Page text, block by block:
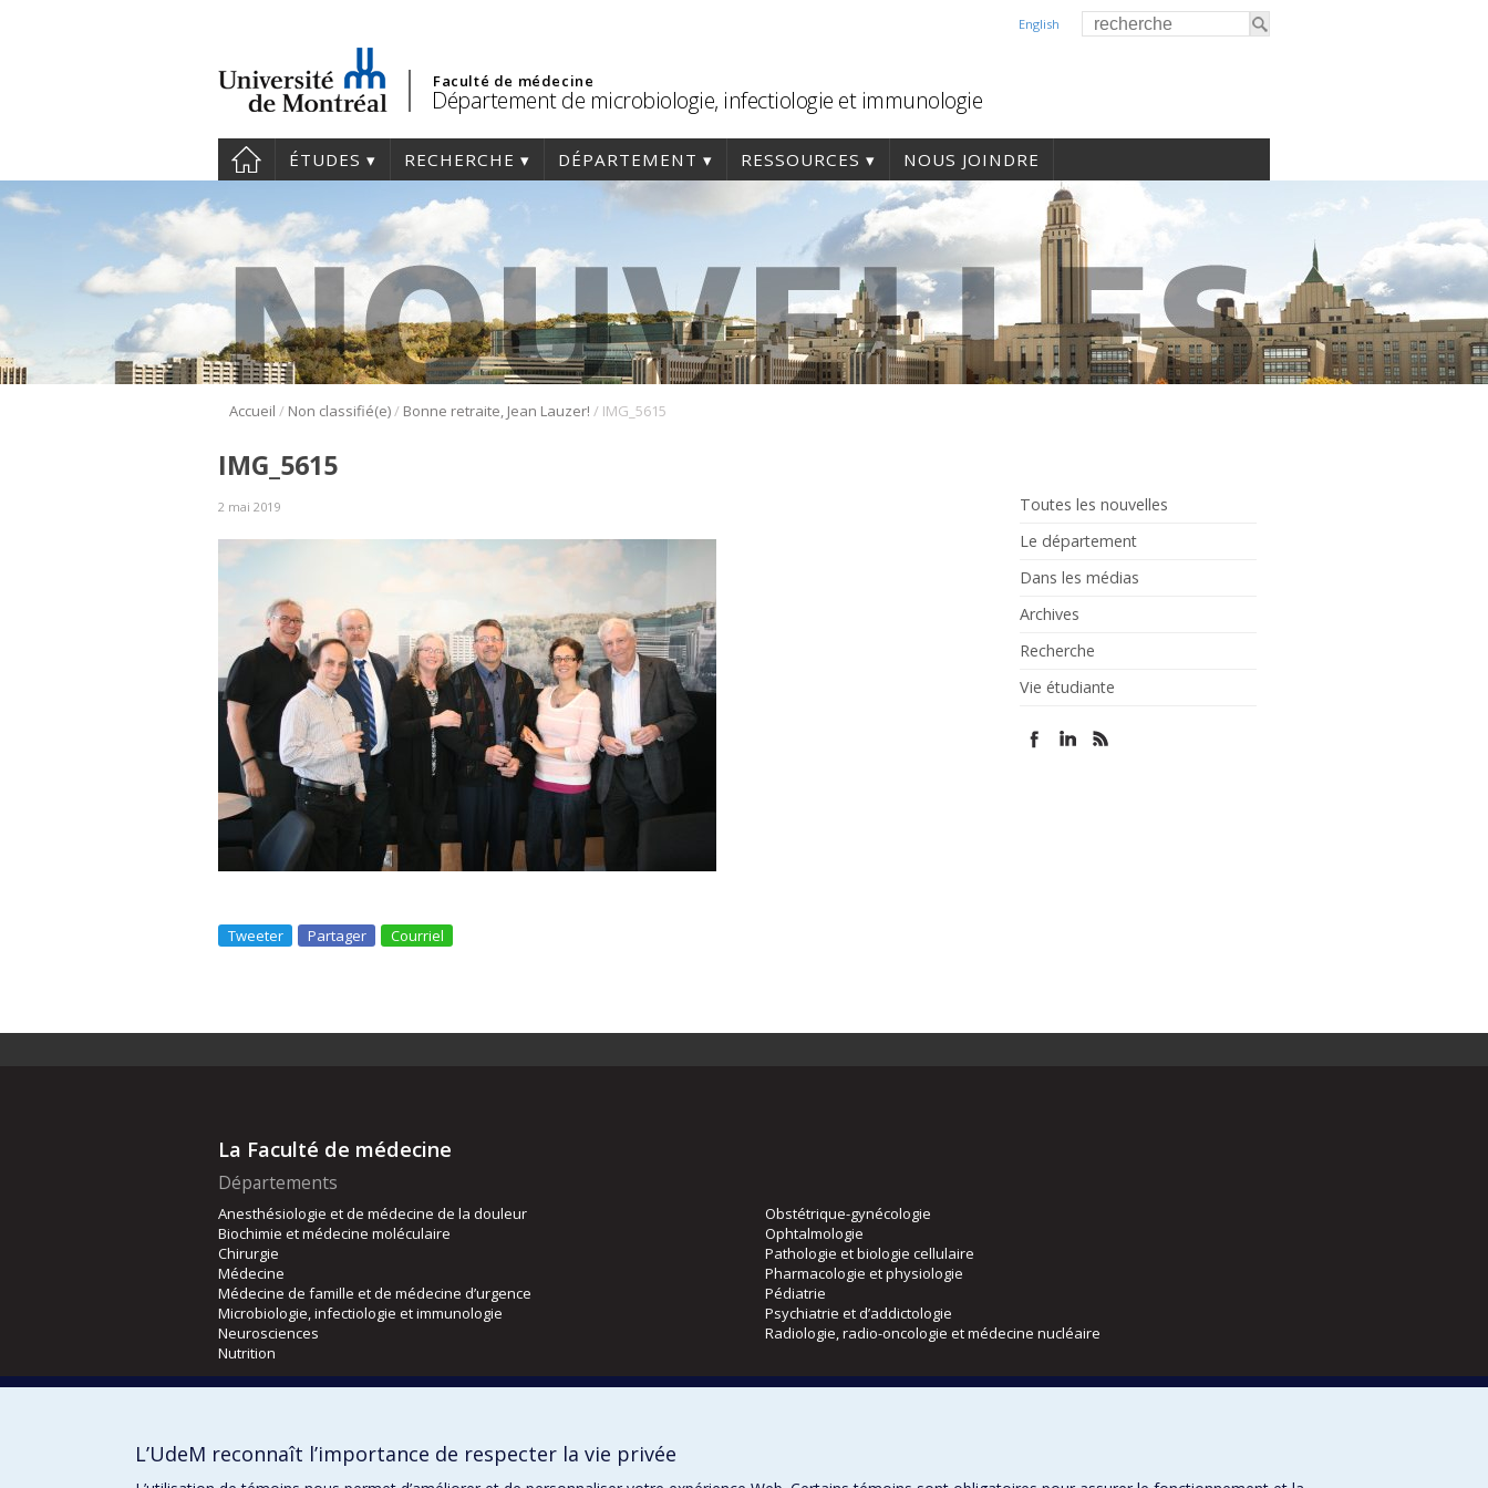
English
Faculté de médecine
Département de microbiologie, infectiologie et immunologie
ÉTUDES RECHERCHE DÉPARTEMENT RESSOURCES NOUS JOINDRE
Accueil / Non classifié(e)/ Bonne retraite, Jean Lauzer! / IMG_5615
Toutes les nouvelles
Le département
Dans les médias
Archives
Recherche
Vie étudiante
IMG_5615
2 mai 2019
Tweeter Partager Courriel
La Faculté de médecine
Départements
Anesthésiologie et de médecine de la douleur
Biochimie et médecine moléculaire
Chirurgie
Médecine
Médecine de famille et de médecine d’urgence
Microbiologie, infectiologie et immunologie
Neurosciences
Nutrition
Obstétrique-gynécologie
Ophtalmologie
Pathologie et biologie cellulaire
Pharmacologie et physiologie
Pédiatrie
Psychiatrie et d’addictologie
Radiologie, radio-oncologie et médecine nucléaire
Orthophonie et audiologie
L’UdeM reconnaît l’importance de respecter la vie privée